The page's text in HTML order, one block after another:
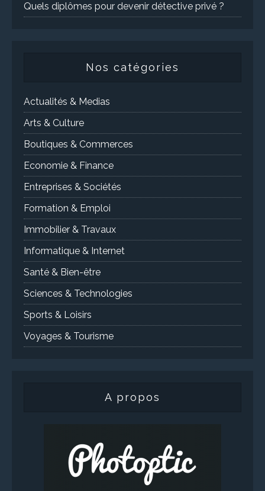
Quels diplômes pour devenir détective privé ?
Nos catégories
Actualités & Medias
Arts & Culture
Boutiques & Commerces
Economie & Finance
Entreprises & Sociétés
Formation & Emploi
Immobilier & Travaux
Informatique & Internet
Santé & Bien-être
Sciences & Technologies
Sports & Loisirs
Voyages & Tourisme
A propos